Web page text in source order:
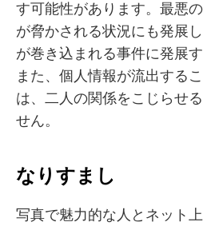
す可能性があります。最悪
が脅かされる状況にも発展
が巻き込まれる事件に発展
また、個人情報が流出する
は、二人の関係をこじらせ
せん。
なりすまし
写真で魅力的な人とネット